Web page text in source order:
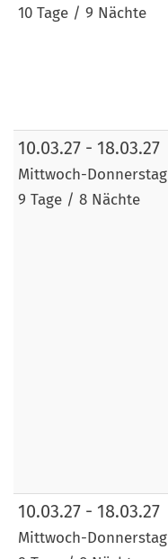
10 Tage / 9 Nächte
10.03.27 - 18.03.27
Mittwoch-Donnerstag
9 Tage / 8 Nächte
10.03.27 - 18.03.27
Mittwoch-Donnerstag